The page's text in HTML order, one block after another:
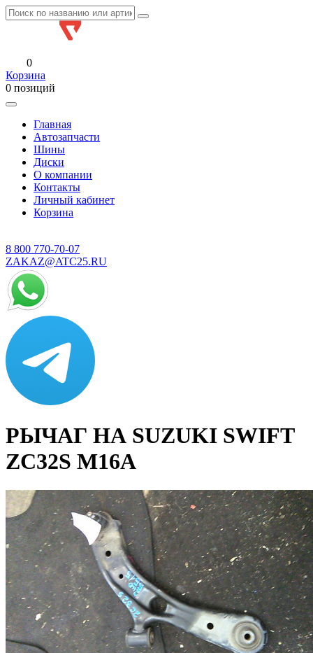
0
Корзина
0 позиций
Главная
Автозапчасти
Шины
Диски
О компании
Контакты
Личный кабинет
Корзина
8 800 770-70-07
ZAKAZ@ATC25.RU
РЫЧАГ НА SUZUKI SWIFT
ZC32S M16A